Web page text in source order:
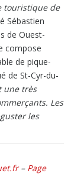
touristique de
Sébastien
de Ouest-
compose
de pique-
de St-Cyr-du-
une très
Les
les
– Page